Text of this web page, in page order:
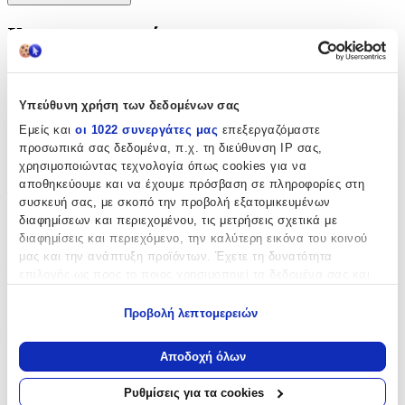
Υπεύθυνη χρήση των δεδομένων σας
Εμείς και οι 1022 συνεργάτες μας επεξεργαζόμαστε
προσωπικά σας δεδομένα, π.χ. τη διεύθυνση IP σας,
χρησιμοποιώντας τεχνολογία όπως cookies για να
αποθηκεύουμε και να έχουμε πρόσβαση σε πληροφορίες στη
συσκευή σας, με σκοπό την προβολή εξατομικευμένων
διαφημίσεων και περιεχομένου, τις μετρήσεις σχετικά με
διαφημίσεις και περιεχόμενο, την καλύτερη εικόνα του κοινού
μας και την ανάπτυξη προϊόντων. Έχετε τη δυνατότητα
Να συλλέξουμε πληροφορίες σχετικά με τη γεωγραφική
σας τοποθεσία, οι οποίες μπορεί να είναι ακριβείς σε
απόσταση μερικών μέτρων
Προβολή λεπτομερειών
Αποδοχή όλων
Ρυθμίσεις για τα cookies
Χαρακτηριστικά
Κατασκευαστής:
Kymi
Είδος:
Βραχιολάκι
Τεμάχια:
50
τμχ